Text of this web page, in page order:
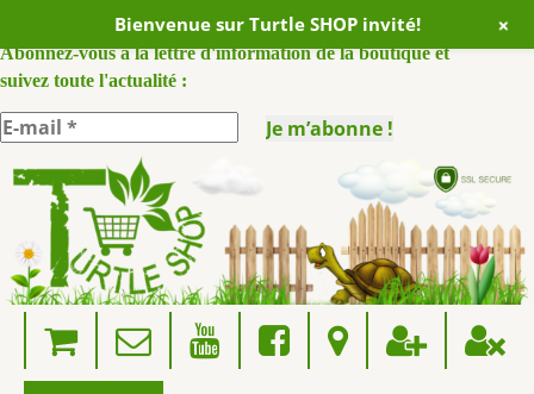
ABONNEZ VOUS A NOTRE NEWSLETTER :
Abonnez-vous à la lettre d'information de la boutique et
suivez toute l'actualité :
Skip
to
content
Bienvenue sur Turtle SHOP invité! +